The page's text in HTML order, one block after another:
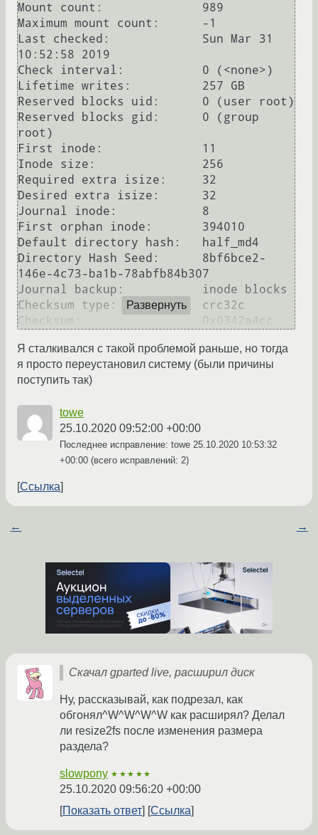
Mount count:              989
Maximum mount count:      -1
Last checked:             Sun Mar 31
10:52:58 2019
Check interval:           0 (<none>)
Lifetime writes:          257 GB
Reserved blocks uid:      0 (user root)
Reserved blocks gid:      0 (group
root)
First inode:              11
Inode size:	          256
Required extra isize:     32
Desired extra isize:      32
Journal inode:            8
First orphan inode:       394010
Default directory hash:   half_md4
Directory Hash Seed:      8bf6bce2-
146e-4c73-ba1b-78abfb84b307
Journal backup:           inode blocks
Checksum type:            crc32c
Развернуть
Я сталкивался с такой проблемой раньше, но тогда
я просто переустановил систему (были причины
поступить так)
towe
25.10.2020 09:52:00 +00:00
Последнее исправление: towe 25.10.2020 10:53:32
+00:00 (всего исправлений: 2)
Ссылка
← →
Скачал gparted live, расширил диск
Ну, рассказывай, как подрезал, как
обгонял^W^W^W^W как расширял? Делал
ли resize2fs после изменения размера
раздела?
slowpony ★★★★★
25.10.2020 09:56:20 +00:00
Показать ответ
Ссылка